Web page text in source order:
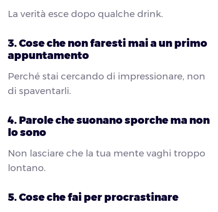
La verità esce dopo qualche drink.
3. Cose che non faresti mai a un primo
appuntamento
Perché stai cercando di impressionare, non
di spaventarli.
4. Parole che suonano sporche ma non
lo sono
Non lasciare che la tua mente vaghi troppo
lontano.
5. Cose che fai per procrastinare